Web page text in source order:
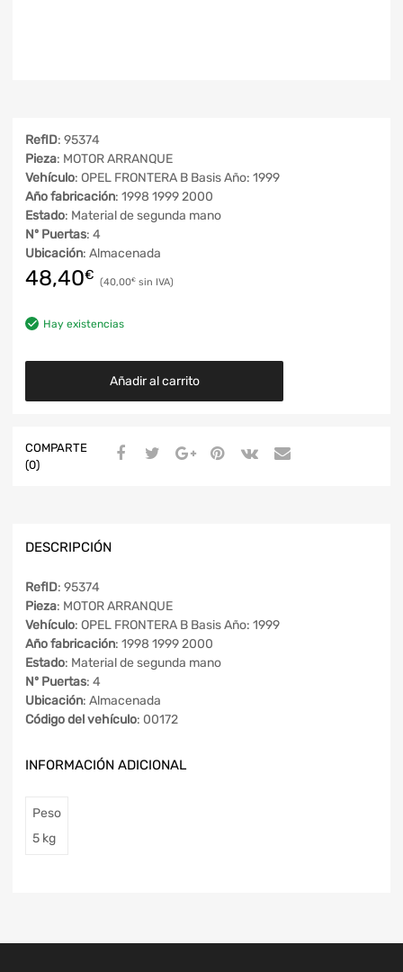
RefID: 95374
Pieza: MOTOR ARRANQUE
Vehículo: OPEL FRONTERA B Basis Año: 1999
Año fabricación: 1998 1999 2000
Estado: Material de segunda mano
Nº Puertas: 4
Ubicación: Almacenada
48,40€ 40,00€
Hay existencias
Añadir al carrito
COMPARTE
(0)
DESCRIPCIÓN
RefID: 95374
Pieza: MOTOR ARRANQUE
Vehículo: OPEL FRONTERA B Basis Año: 1999
Año fabricación: 1998 1999 2000
Estado: Material de segunda mano
Nº Puertas: 4
Ubicación: Almacenada
Código del vehículo: 00172
INFORMACIÓN ADICIONAL
Peso
5 kg